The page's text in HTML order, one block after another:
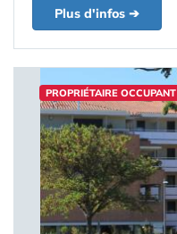
Plus d'infos ➔
PROPRIÉTAIRE OCCUPANT